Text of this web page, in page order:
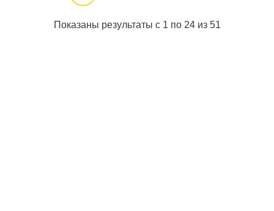
Показаны результаты с 1 по 24 из 51